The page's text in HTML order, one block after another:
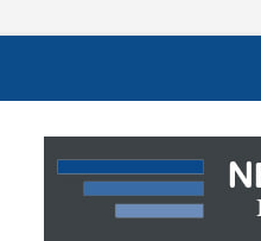
Новости
САМАЯ АКТУАЛЬНАЯ
САЙТЕ ВЫ НАЙДЕТЕ